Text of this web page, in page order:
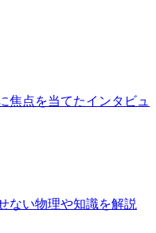
焦点を当てたインタビュ
ない物理や知識を解説